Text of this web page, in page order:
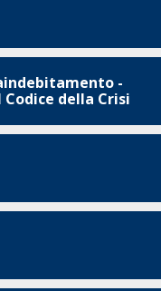
-
della Crisi